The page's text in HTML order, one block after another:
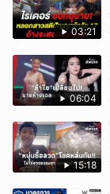
03:21
06:04
15:18